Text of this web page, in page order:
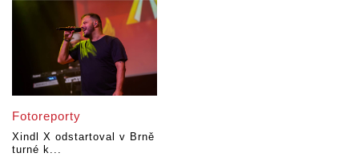
Fotoreporty
Xindl X odstartoval v Brně
turné k...